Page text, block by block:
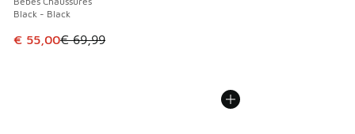
Black - Black
Cet article est en promotion. Prix en baisse de € 69,99 à
€ 55,00€ 69,99